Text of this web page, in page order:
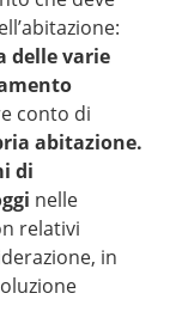
delle varie
conto di
abitazione.
di
nelle
relativi
in